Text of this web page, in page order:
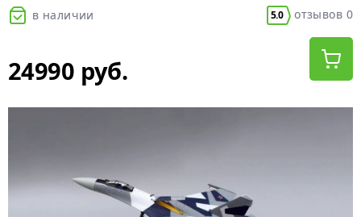
в наличии 5.0 отзывов 0
24990 руб.